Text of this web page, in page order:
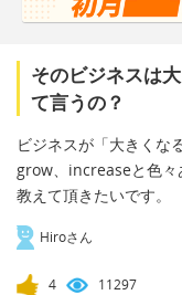
そのビジネスは
て言うの？
ビジネスが「大きくな
grow、increaseと色々
教えて頂きたいです。
Hiroさん
4 11297